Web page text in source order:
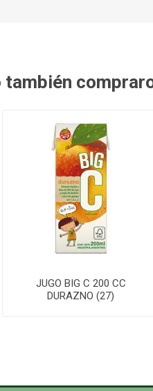
JUGO BIG C 200 CC
DURAZNO (27)